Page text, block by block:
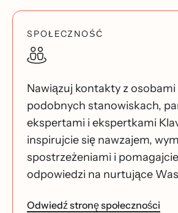
SPOŁECZNOŚĆ
Nawiązuj kontakty z osobami
podobnych stanowiskach,
ekspertami i ekspertkami
inspirujcie się nawzajem,
spostrzeżeniami i
odpowiedzi na nurtujące
Odwiedź stronę społeczności